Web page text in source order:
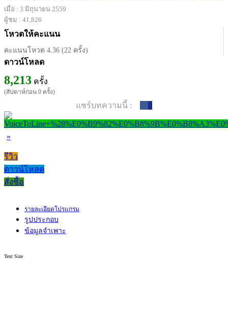
เมื่อ : 3 มิถุนายน 2559
ผู้ชม : 41,826
โหวตให้คะแนน
คะแนนโหวต 4.36 (22 ครั้ง)
ดาวน์โหลด
8,213 ครั้ง
(สัปดาห์ก่อน 0 ครั้ง)
แชร์บทความนี้ : 0
»
รีวิว
ดาวน์โหลด
สั่งซื้อ
รายละเอียดโปรแกรม
รูปประกอบ
ข้อมูลจำเพาะ
Text Size